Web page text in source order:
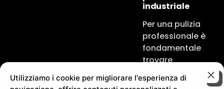
Utilizziamo i cookie per migliorare l'esperienza di
industriale
Per una pulizia
professionale è
fondamentale
trovare